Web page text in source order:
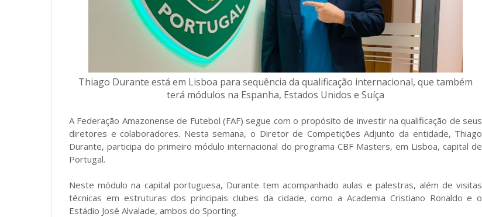
Thiago Durante está em Lisboa para sequência da qualificação internacional, que também
terá módulos na Espanha, Estados Unidos e Suíça
A Federação Amazonense de Futebol (FAF) segue com o propósito de investir na qualificação de seus
diretores e colaboradores. Nesta semana, o Diretor de Competições Adjunto da entidade, Thiago
Durante, participa do primeiro módulo internacional do programa CBF Masters, em Lisboa, capital de
Portugal.
Neste módulo na capital portuguesa, Durante tem acompanhado aulas e palestras, além de visitas
técnicas em estruturas dos principais clubes da cidade, como a Academia Cristiano Ronaldo e o
Estádio José Alvalade, ambos do Sporting.